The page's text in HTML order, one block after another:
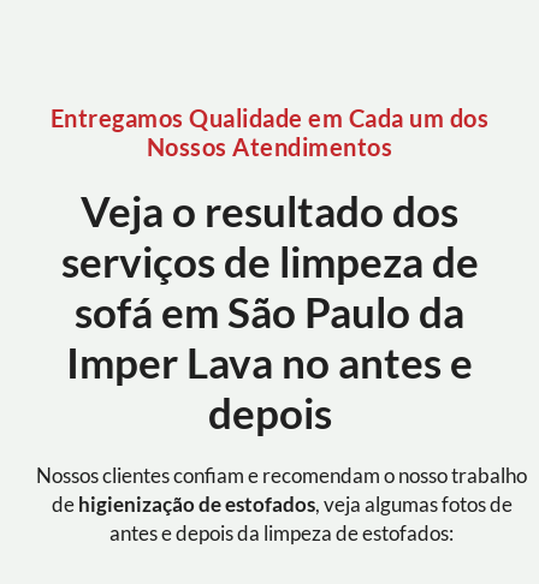
Entregamos Qualidade em Cada um dos
Nossos Atendimentos
Veja o resultado dos
serviços de limpeza de
sofá em São Paulo da
Imper Lava no antes e
depois
Nossos clientes confiam e recomendam o nosso trabalho
de higienização de estofados, veja algumas fotos de
antes e depois da limpeza de estofados: